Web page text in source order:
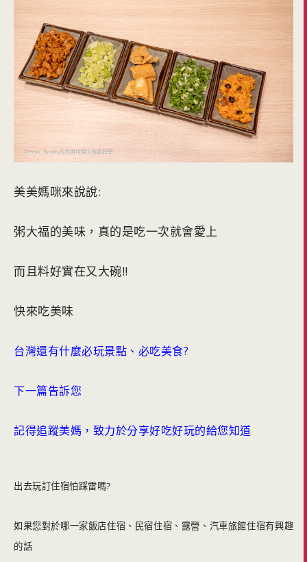
美美媽咪來說說:
粥大福的美味，真的是吃一次就會愛上
而且料好實在又大碗!!
快來吃美味
台灣還有什麼必玩景點、必吃美食?
下一篇告訴您
記得追蹤美媽，致力於分享好吃好玩的給您知道
出去玩訂住宿怕踩雷嗎?
如果您對於哪一家飯店住宿、民宿住宿、露營、汽車旅館住宿有興趣
的話